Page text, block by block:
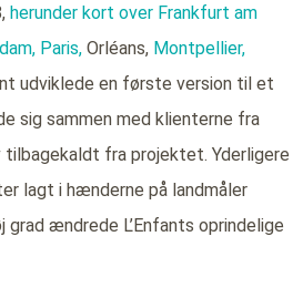
herunder kort over Frankfurt am
Paris, Orléans, Montpellier,
udviklede en første version til et
sig sammen med klienterne fra
tilbagekaldt fra projektet. Yderligere
lagt i hænderne på landmåler
ændrede L’Enfants oprindelige